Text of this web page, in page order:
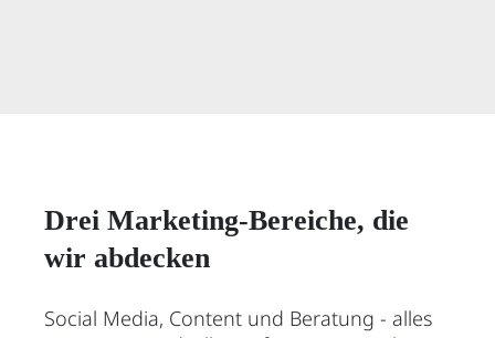
Drei Marketing-Bereiche, die
wir abdecken
Social Media, Content und Beratung - alles